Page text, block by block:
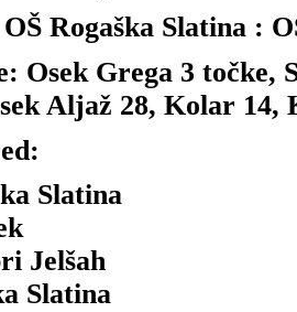
Rogaška Slatina :
Osek Grega 3
Aljaž 28, Kolar 14,
Slatina
Jelšah
Slatina